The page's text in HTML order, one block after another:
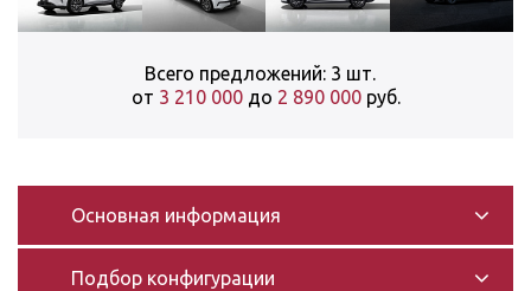
Всего предложений: 3 шт.
от 3 210 000 до 2 890 000 руб.
Основная информация
Подбор конфигурации